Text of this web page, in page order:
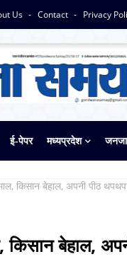
Us Contact Privacy
ई-पेपर मध्यप्रदेश
किसान बेहाल, अपनी पीठ
बेहाल,